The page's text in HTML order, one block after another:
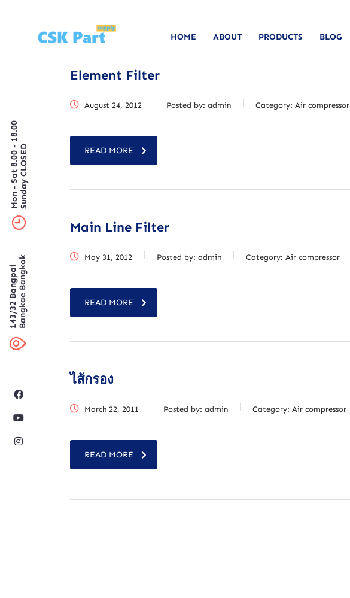
HOME ABOUT PRODUCTS BLOG
Mon - Sat 8.00 - 18.00Sunday CLOSED
143/32 BangpaiBangkae Bangkok
Element Filter
August 24, 2012 Posted by: admin Category: Air compressor
READ MORE
Main Line Filter
May 31, 2012 Posted by: admin Category: Air compressor
READ MORE
ไส้กรอง
March 22, 2011 Posted by: admin Category: Air compressor
READ MORE